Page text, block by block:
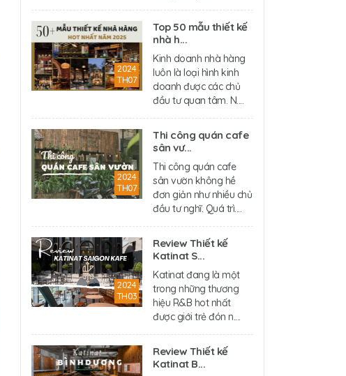
2024
TH07
Top 50 mẫu thiết kế
nhà h...
Kinh doanh nhà hàng
luôn là loại hình kinh
doanh được các chủ
đầu tư quan tâm. N....
2024
TH07
Thi công quán cafe
sân vư...
Thi công quán cafe
sân vườn không hề
đơn giản như nhiều chủ
đầu tư nghĩ. Quá trì....
2024
TH03
Review Thiết kế
Katinat S...
Katinat đang là một
trong những thương
hiệu R&B hot nhất
được giới trẻ đón n....
Review Thiết kế
Katinat B...